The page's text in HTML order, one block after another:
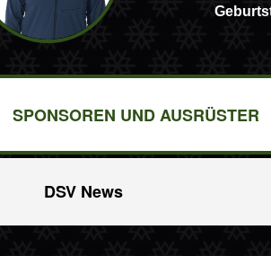
SPONSOREN UND AUSRÜSTER
DSV News